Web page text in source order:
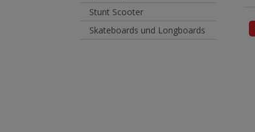
Stunt Scooter
Skateboards und Longboards